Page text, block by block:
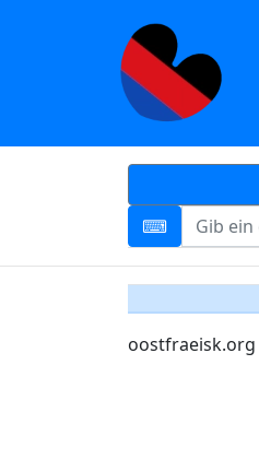
oostfraeisk.org